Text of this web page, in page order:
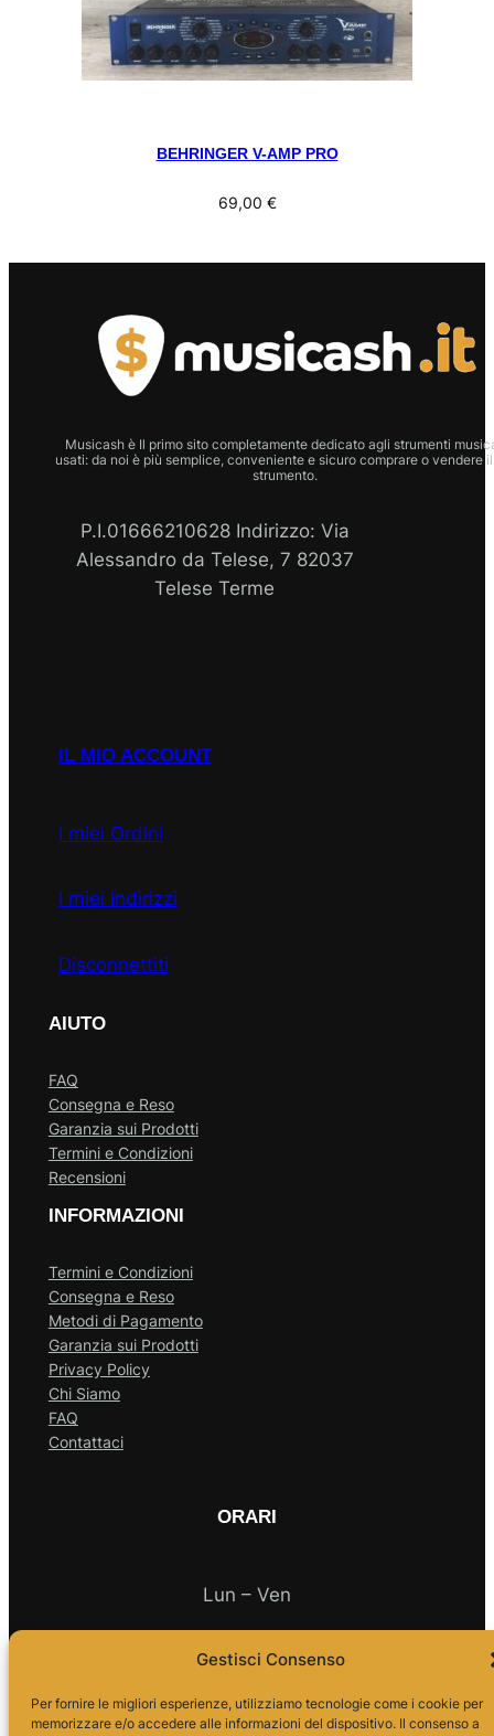
Gestisci Consenso
Per fornire le migliori esperienze, utilizziamo tecnologie come i cookie per
memorizzare e/o accedere alle informazioni del dispositivo. Il consenso a
BEHRINGER V-AMP PRO
69,00 €
Musicash è Il primo sito completamente dedicato agli strumenti
usati: da noi è più semplice, conveniente e sicuro comprare o vendere
strumento.
P.I.01666210628 Indirizzo: Via
Alessandro da Telese, 7 82037
Telese Terme
IL MIO ACCOUNT
I miei Ordini
I miei Indirizzi
Disconnettiti
AIUTO
FAQ
Consegna e Reso
Garanzia sui Prodotti
Termini e Condizioni
Recensioni
INFORMAZIONI
Termini e Condizioni
Consegna e Reso
Metodi di Pagamento
Garanzia sui Prodotti
Privacy Policy
Chi Siamo
FAQ
Contattaci
ORARI
Lun – Ven
10.00 – 18.00